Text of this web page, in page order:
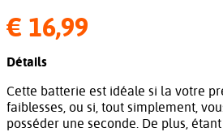
€ 16,99
Détails
Cette batterie est idéale si la votre
faiblesses, ou si, tout simplement,
posséder une seconde. De plus,